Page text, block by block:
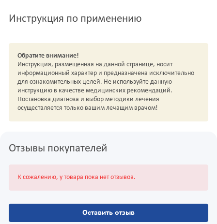
Инструкция по применению
Обратите внимание!
Инструкция, размещенная на данной странице, носит
информационный характер и предназначена исключительно
для ознакомительных целей. Не используйте данную
инструкцию в качестве медицинских рекомендаций.
Постановка диагноза и выбор методики лечения
осуществляется только вашим лечащим врачом!
Отзывы покупателей
К сожалению, у товара пока нет отзывов.
Оставить отзыв